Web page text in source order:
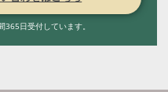
日受付しています。